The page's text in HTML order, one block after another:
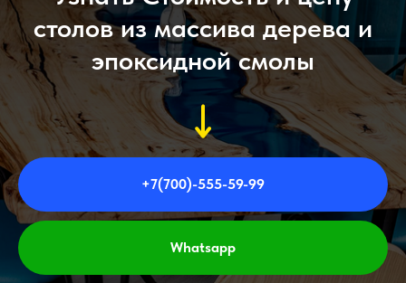
столов из массива дерева и
эпоксидной смолы
+7(700)-555-59-99
Whatsapp